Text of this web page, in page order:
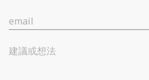
email
建議或想法